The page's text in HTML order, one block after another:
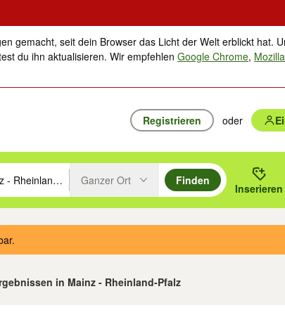
gemacht, seit dein Browser das Licht der Welt erblickt hat.
du ihn aktualisieren. Wir empfehlenGoogle Chrome,
Registrieren oder
Pfeiltasten nach oben/unten durchsuchen und mit
eingeben. Eingabetaste drücken um zu suchen, oder
Ganzer Ort
Finden
Inserieren
in Mainz - Rheinland-Pfalz